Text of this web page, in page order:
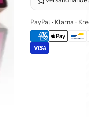
PayPal · Klarna ·